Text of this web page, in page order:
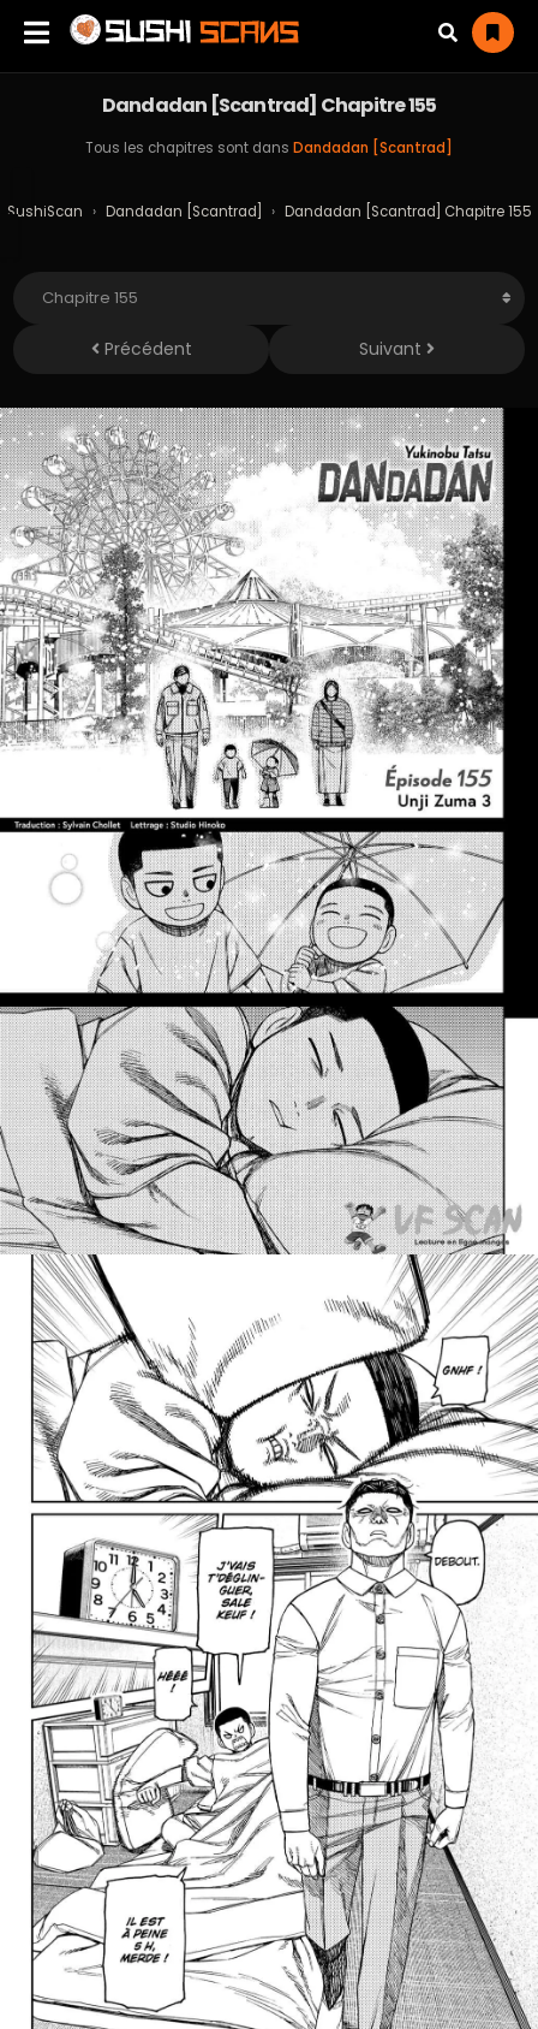
Dandadan [Scantrad] Chapitre 155
Tous les chapitres sont dans Dandadan [Scantrad]
SushiScan › Dandadan [Scantrad] › Dandadan [Scantrad] Chapitre 155
Précédent Suivant